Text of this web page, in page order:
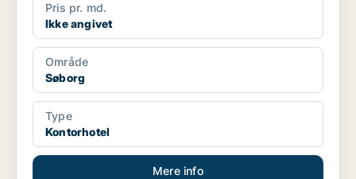
Pris pr. md.
Ikke angivet
Område
Søborg
Type
Kontorhotel
Mere info